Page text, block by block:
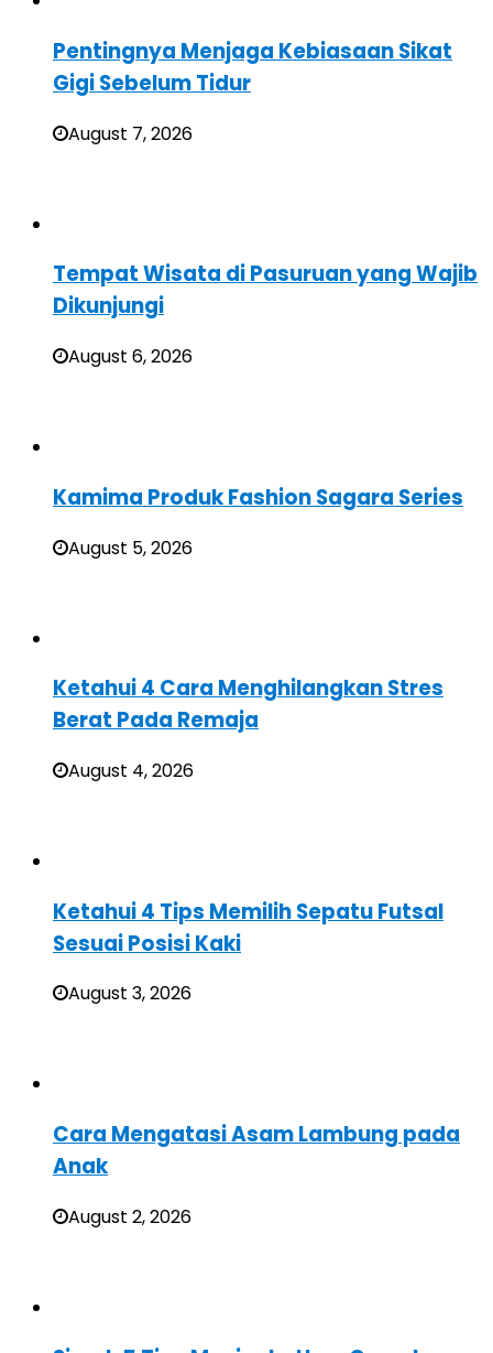
Pentingnya Menjaga Kebiasaan Sikat
Gigi Sebelum Tidur
August 7, 2026
Tempat Wisata di Pasuruan yang Wajib
Dikunjungi
August 6, 2026
Kamima Produk Fashion Sagara Series
August 5, 2026
Ketahui 4 Cara Menghilangkan Stres
Berat Pada Remaja
August 4, 2026
Ketahui 4 Tips Memilih Sepatu Futsal
Sesuai Posisi Kaki
August 3, 2026
Cara Mengatasi Asam Lambung pada
Anak
August 2, 2026